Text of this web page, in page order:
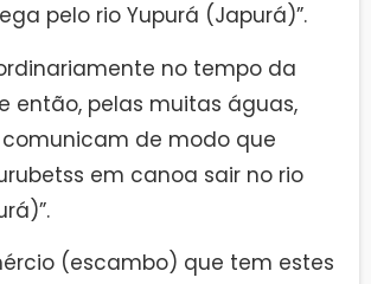
pelo rio Yupurá (Japurá)”.
ordinariamente no tempo da
então, pelas muitas águas,
comunicam de modo que
em canoa sair no rio
(escambo) que tem estes